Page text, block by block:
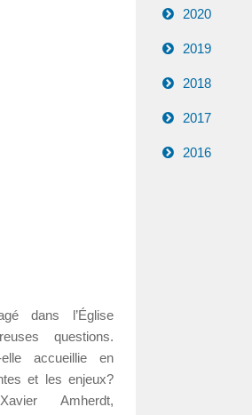
dans l’Église
questions.
accueillie en
et les enjeux?
Amherdt,
2020
2019
2018
2017
2016